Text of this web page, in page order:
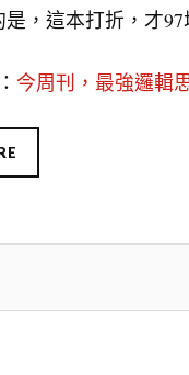
，這本打折，才
今周刊，最強邏輯